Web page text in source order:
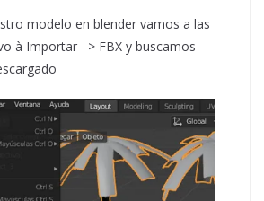
modelo en blender vamos a las
à Importar –> FBX y buscamos